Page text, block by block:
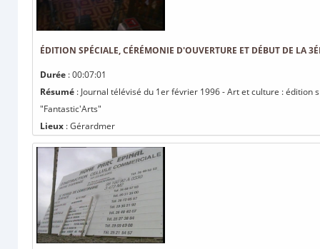
ÉDITION SPÉCIALE, CÉRÉMONIE D'OUVERTURE ET DÉBUT DE LA
Durée : 00:07:01
Résumé : Journal télévisé du 1er février 1996 - Art et culture :
"Fantastic'Arts"
Lieux : Gérardmer